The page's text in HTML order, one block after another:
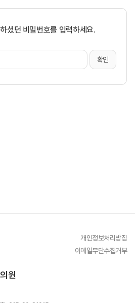
셨던 비밀번호를 입력하세요.
원
개인정보처리방침
이메일무단수집거부